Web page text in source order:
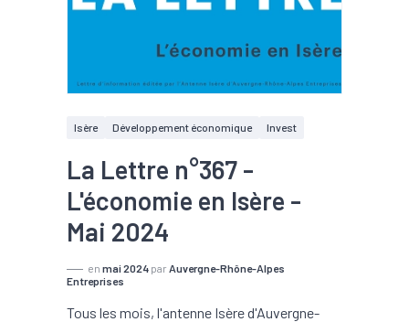
Isère Développement économique Invest
La Lettre n°367 -
L'économie en Isère -
Mai 2024
en mai 2024 par Auvergne-Rhône-Alpes
Entreprises
Tous les mois, l'antenne Isère d'Auvergne-